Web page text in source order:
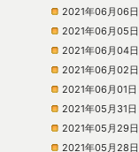
2021年06月06日
2021年06月05日
2021年06月04日
2021年06月02日
2021年06月01日
2021年05月31日
2021年05月29日
2021年05月28日